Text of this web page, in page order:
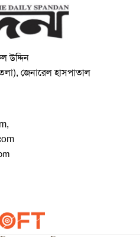
উদ্দিন
জেনারেল হাসপাতাল